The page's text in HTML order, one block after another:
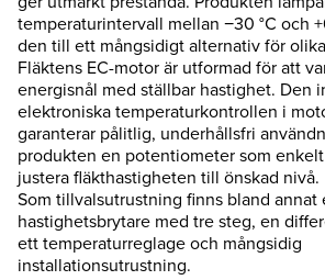
temperaturintervall mellan −30 °C och
den till ett mångsidigt alternativ för
Fläktens EC-motor är utformad för att
energisnål med ställbar hastighet. Den
elektroniska temperaturkontrollen i
garanterar pålitlig, underhållsfri
produkten en potentiometer som
justera fläkthastigheten till önskad nivå.
Som tillvalsutrustning finns bland annat
hastighetsbrytare med tre steg, en
ett temperaturreglage och mångsidig
installationsutrustning.